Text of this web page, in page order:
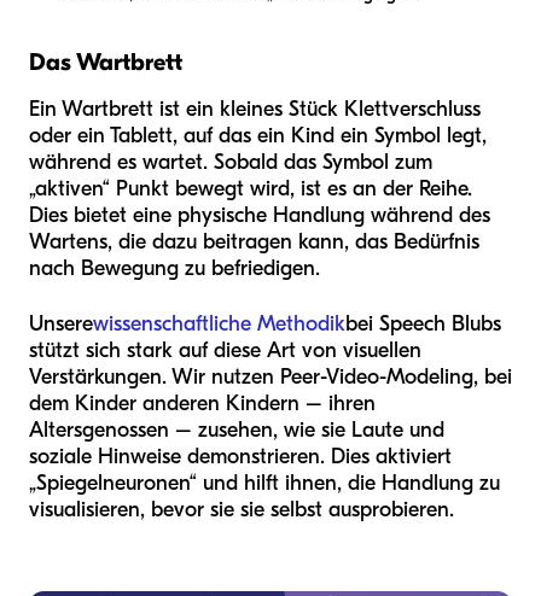
Das Wartbrett
Ein Wartbrett ist ein kleines Stück Klettverschluss
oder ein Tablett, auf das ein Kind ein Symbol legt,
während es wartet. Sobald das Symbol zum
„aktiven“ Punkt bewegt wird, ist es an der Reihe.
Dies bietet eine physische Handlung während des
Wartens, die dazu beitragen kann, das Bedürfnis
nach Bewegung zu befriedigen.
Unserewissenschaftliche Methodikbei Speech Blubs
stützt sich stark auf diese Art von visuellen
Verstärkungen. Wir nutzen Peer-Video-Modeling, bei
dem Kinder anderen Kindern – ihren
Altersgenossen – zusehen, wie sie Laute und
soziale Hinweise demonstrieren. Dies aktiviert
„Spiegelneuronen“ und hilft ihnen, die Handlung zu
visualisieren, bevor sie sie selbst ausprobieren.